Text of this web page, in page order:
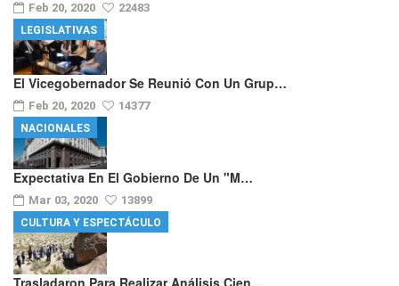
Feb 20, 2020 22483
El Vicegobernador Se Reunió Con Un Grup…
Feb 20, 2020 14377
LEGISLATIVAS
Expectativa En El Gobierno De Un "m…
Mar 03, 2020 13899
NACIONALES
Trasladaron Para Realizar Análisis Cien…
CULTURA Y ESPECTÁCULO